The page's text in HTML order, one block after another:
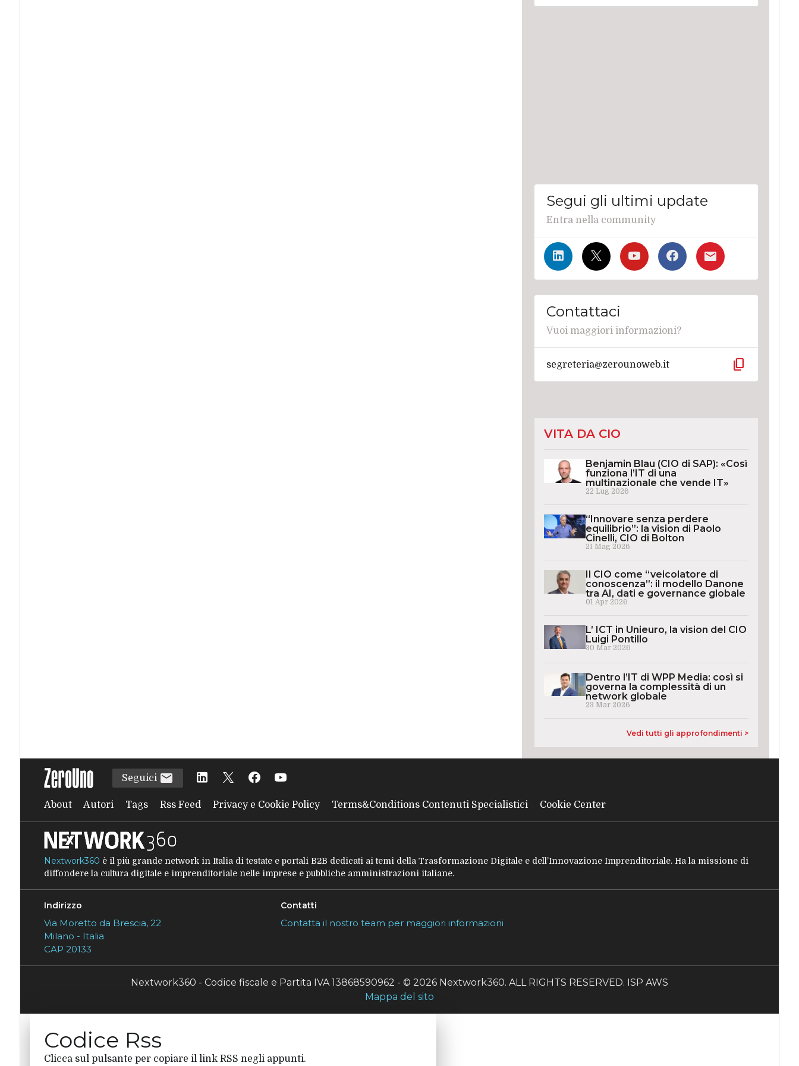
Segui gli ultimi update
Entra nella community
Contattaci
Vuoi maggiori informazioni?
segreteria@zerounoweb.it content_copy
VITA DA CIO
Benjamin Blau (CIO di SAP): «Così
funziona l’IT di una
multinazionale che vende IT»
22 Lug 2026
“Innovare senza perdere
equilibrio”: la vision di Paolo
Cinelli, CIO di Bolton
21 Mag 2026
Il CIO come “veicolatore di
conoscenza”: il modello Danone
tra AI, dati e governance globale
01 Apr 2026
L’ ICT in Unieuro, la vision del CIO
Luigi Pontillo
30 Mar 2026
Dentro l’IT di WPP Media: così si
governa la complessità di un
network globale
23 Mar 2026
Vedi tutti gli approfondimenti >
Seguici
About Autori Tags Rss Feed Privacy e Cookie Policy Terms&Conditions Contenuti Specialistici Cookie Center
Nextwork360 è il più grande network in Italia di testate e portali B2B dedicati ai temi della Trasformazione Digitale e dell’Innovazione Imprenditoriale. Ha la missione di
diffondere la cultura digitale e imprenditoriale nelle imprese e pubbliche amministrazioni italiane.
Indirizzo
Via Moretto da Brescia, 22
Milano - Italia
CAP 20133
Contatti
Contatta il nostro team per maggiori informazioni
Nextwork360 - Codice fiscale e Partita IVA 13868590962 - © 2026 Nextwork360. ALL RIGHTS RESERVED. ISP AWS
Mappa del sito
Codice Rss
Clicca sul pulsante per copiare il link RSS negli appunti.